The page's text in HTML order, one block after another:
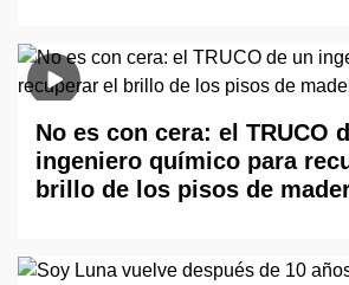
No es con cera: el TRUCO
ingeniero químico para
brillo de los pisos de